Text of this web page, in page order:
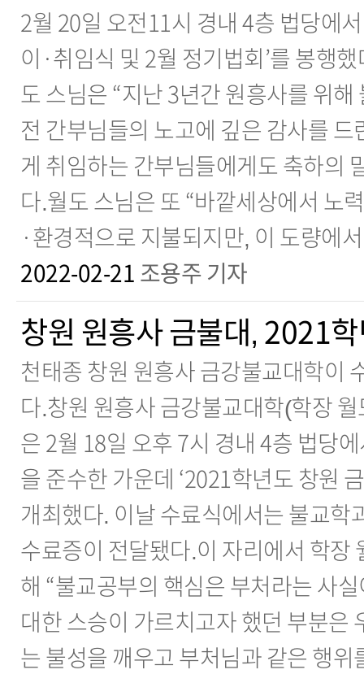
2월 20일 오전11시 경내 4층 법당에
이·취임식 및 2월 정기법회’를 봉행
도 스님은 “지난 3년간 원흥사를 위해
전 간부님들의 노고에 깊은 감사를 드
게 취임하는 간부님들에게도 축하의
다.월도 스님은 또 “바깥세상에서 노
·환경적으로 지불되지만, 이 도량에
2022-02-21 조용주 기자
창원 원흥사 금불대, 2021
천태종 창원 원흥사 금강불교대학이
다.창원 원흥사 금강불교대학(학장
은 2월 18일 오후 7시 경내 4층 법당
을 준수한 가운데 ‘2021학년도 창원
개최했다. 이날 수료식에서는 불교학
수료증이 전달됐다.이 자리에서 학장
해 “불교공부의 핵심은 부처라는 사
대한 스승이 가르치고자 했던 부분은
는 불성을 깨우고 부처님과 같은 행위